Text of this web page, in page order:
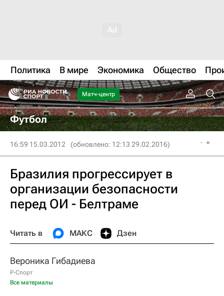
Политика В мире Экономика Общество
Матч-центр
Футбол
16:59 15.03.2012 (обновлено: 12:13 29.02.2016)
Бразилия прогрессирует в
организации безопасности
перед ОИ - Белтраме
Читать в МАКС Дзен
Вероника Гибадиева
Р-Спорт
Все материалы